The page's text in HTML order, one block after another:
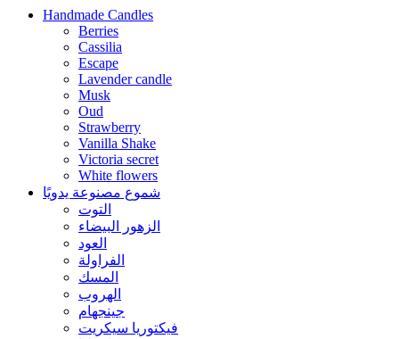
Handmade Candles
Berries
Cassilia
Escape
Lavender candle
Musk
Oud
Strawberry
Vanilla Shake
Victoria secret
White flowers
شموع مصنوعة يدويًا
التوت
الزهور البيضاء
العود
الفراولة
المسك
الهروب
جينجهام
فيكتوريا سيكريت